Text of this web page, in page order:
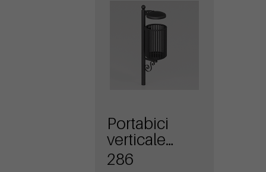
Portabici
verticale
Liberty
286